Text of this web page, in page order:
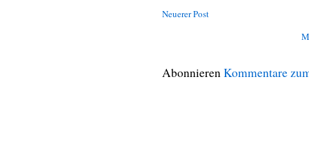
Neuerer Post
AbonnierenKommentare